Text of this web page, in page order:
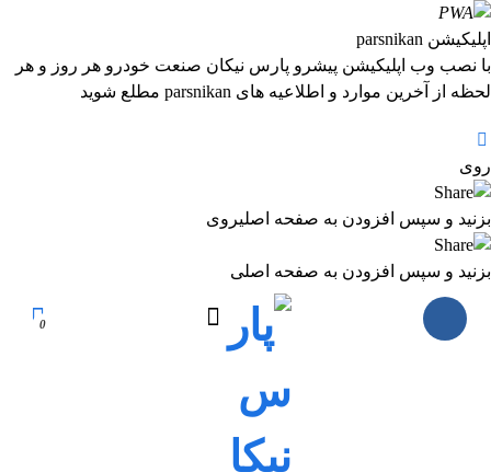
اپلیکیشن parsnikan
با نصب وب اپلیکیشن پیشرو پارس نیکان صنعت خودرو هر روز و هر
لحظه از آخرین موارد و اطلاعیه های parsnikan مطلع شوید
روی
بزنید و سپس افزودن به صفحه اصلیروی
بزنید و سپس افزودن به صفحه اصلی